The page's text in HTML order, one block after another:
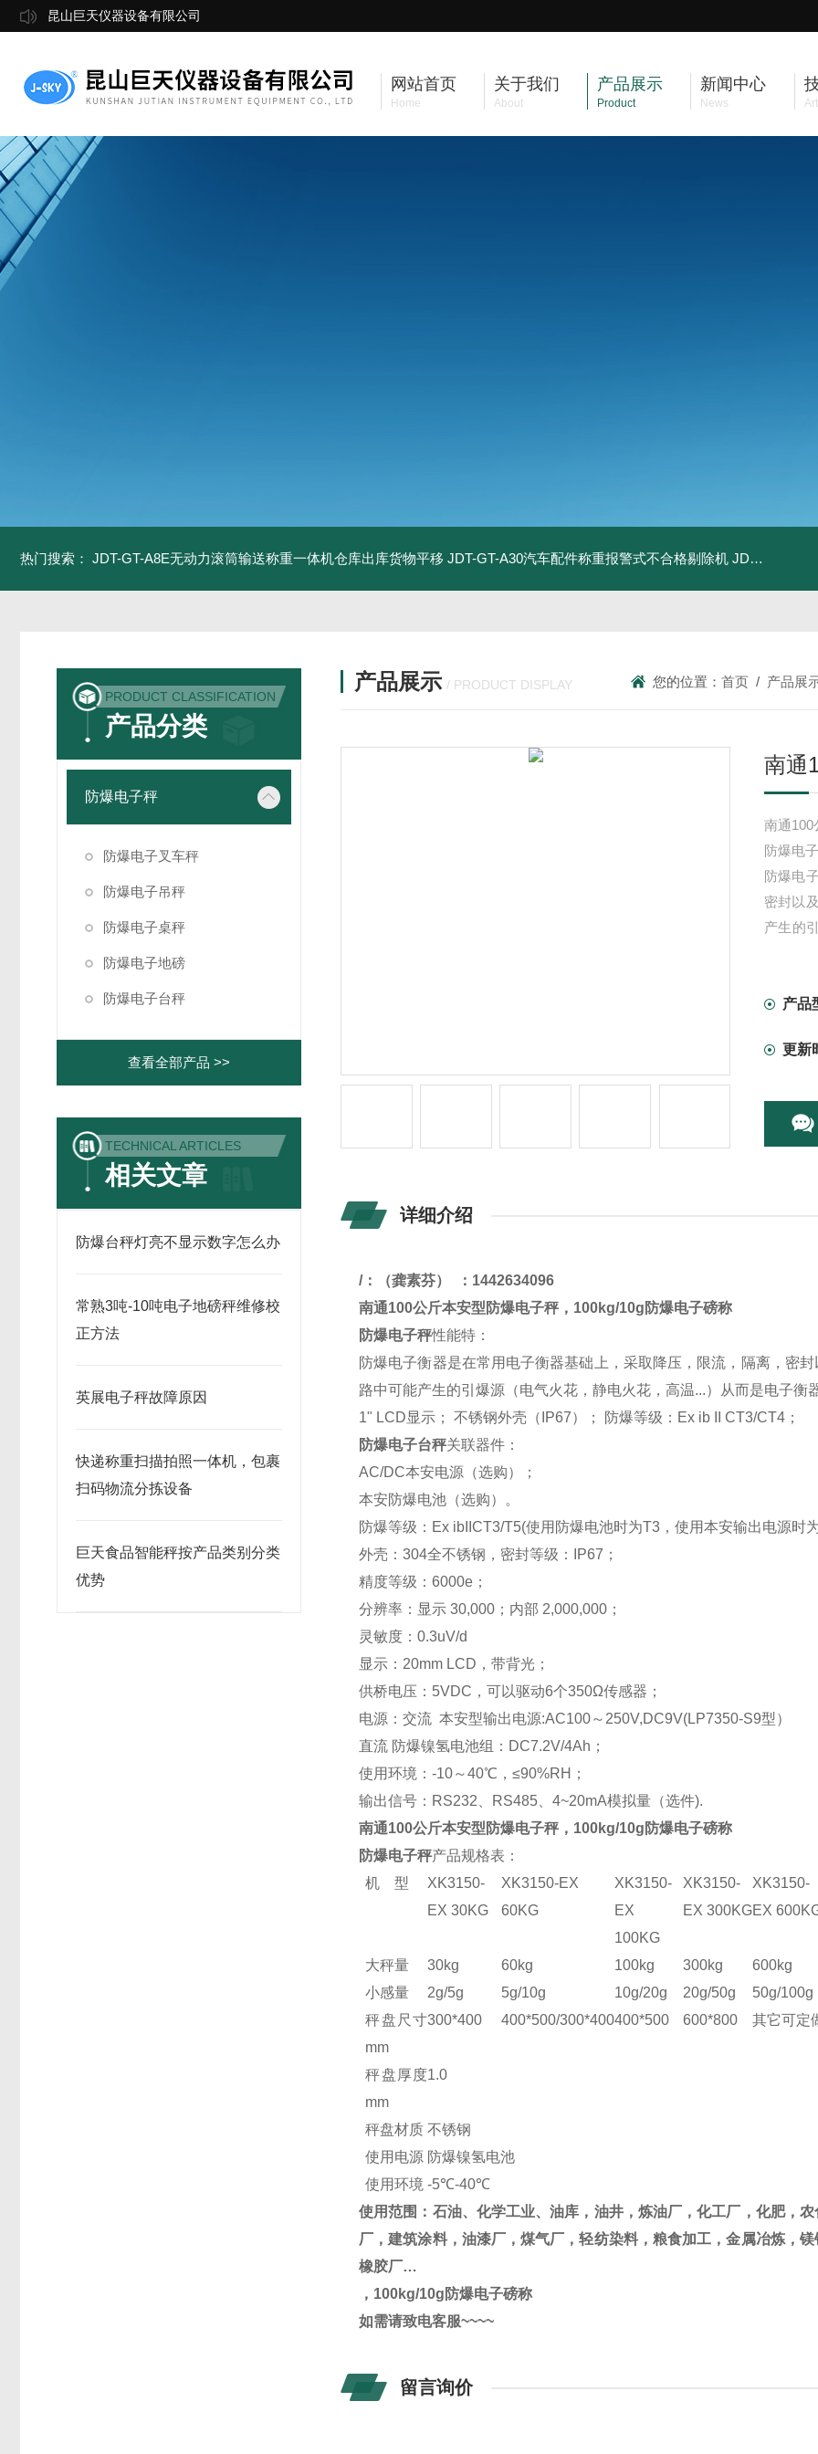
昆山巨天仪器设备有限公司
网站首页
Home
关于我们
About
产品展示
Product
新闻中心
News
热门搜索： JDT-GT-A8E无动力滚筒输送称重一体机仓库出库货物平移 JDT-GT-A30汽车配件称重报警式不合格剔除机 JDT-GT-A8E儿童玩具包装合规检测秤漏装配件报警滚筒称
PRODUCT CLASSIFICATION
产品分类
防爆电子秤
防爆电子叉车秤
防爆电子吊秤
防爆电子桌秤
防爆电子地磅
防爆电子台秤
查看全部产品 >>
TECHNICAL ARTICLES
相关文章
防爆台秤灯亮不显示数字怎么办
常熟3吨-10吨电子地磅秤维修校
正方法
英展电子秤故障原因
快递称重扫描拍照一体机，包裹
扫码物流分拣设备
巨天食品智能秤按产品类别分类
优势
产品展示 / PRODUCT DISPLAY 您的位置：首页 / 产品展
南通
南通100
防爆电
防爆电
密封以
产生的
产品
更新
详细介绍
/： （龚素芬） ：1442634096
南通100公斤本安型防爆电子秤，100kg/10g防爆电子磅称
防爆电子秤性能特：
防爆电子衡器是在常用电子衡器基础上，采取降压，限流，隔离，密
路中可能产生的引爆源（电气火花，静电火花，高温...）从而是电子衡
1" LCD显示； 不锈钢外壳（IP67）； 防爆等级：Ex ib II CT3/CT4 ；
防爆电子台秤关联器件：
AC/DC本安电源（选购）；
本安防爆电池（选购）。
防爆等级：Ex ibIICT3/T5(使用防爆电池时为T3，使用本安输出电源时
外壳：304全不锈钢，密封等级：IP67；
精度等级：6000e；
分辨率：显示 30,000；内部 2,000,000；
灵敏度：0.3uV/d
显示：20mm LCD，带背光；
供桥电压：5VDC，可以驱动6个350Ω传感器；
电源：交流 本安型输出电源:AC100～250V,DC9V(LP7350-S9型）
直流 防爆镍氢电池组：DC7.2V/4Ah；
使用环境：-10～40℃，≤90%RH；
输出信号：RS232、RS485、4~20mA模拟量（选件).
南通100公斤本安型防爆电子秤，100kg/10g防爆电子磅称
防爆电子秤产品规格表：
机 型
XK3150-
EX 30KG
XK3150-EX
60KG
XK3150-
EX
100KG
XK3150-
EX 300KG
XK3150-
EX
大秤量 30kg 60kg 100kg 300kg
600kg
小感量
2g/5g 5g/10g 10g/20g 20g/50g
50g/100g
秤盘尺寸
mm
300*400 400*500/300*400400*500 600*800 其它可定
秤盘厚度
mm
1.0
秤盘材质 不锈钢
使用电源 防爆镍氢电池
使用环境 -5℃-40℃
使用范围：石油、化学工业、油库，油井，炼油厂，化工厂，化肥，
厂，建筑涂料，油漆厂，煤气厂，轻纺染料，粮食加工，金属冶炼，
橡胶厂…
，100kg/10g防爆电子磅称
如需请致电客服~~~~
留言询价